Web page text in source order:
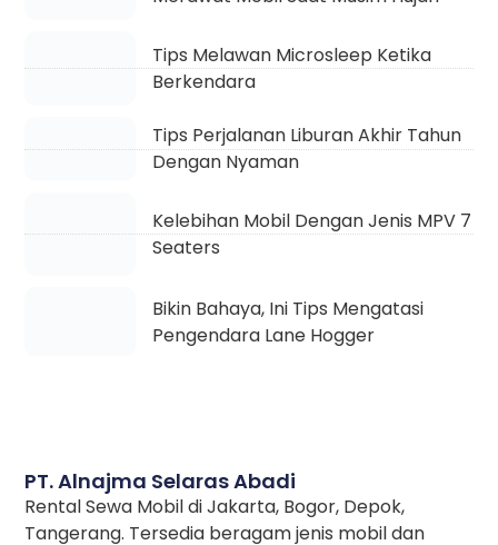
PT. Alnajma Selaras Abadi
Rental Sewa Mobil di Jakarta, Bogor, Depok,
Tangerang. Tersedia beragam jenis mobil dan
Tips Melawan Microsleep Ketika
Berkendara
Tips Perjalanan Liburan Akhir Tahun
Dengan Nyaman
Kelebihan Mobil Dengan Jenis MPV 7
Seaters
Bikin Bahaya, Ini Tips Mengatasi
Pengendara Lane Hogger